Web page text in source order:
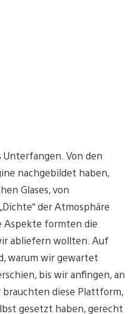
Unterfangen. Von den
nachgebildet haben,
Glases, von
der Atmosphäre
Aspekte formten die
abliefern wollten. Auf
warum wir gewartet
bis wir anfingen, an
brauchten diese Plattform,
gesetzt haben, gerecht